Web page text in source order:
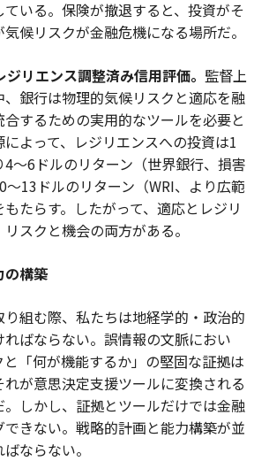
いる。保険が撤退すると、投資がそ
候リスクが金融危機になる場所だ。
リエンス調整済み信用評価。 監督上
銀行は物理的気候リスクと適応を融
するための実用的なツールを必要と
よって、レジリエンスへの投資は1
4〜6ドルのリターン（世界銀行、損害
〜13ドルのリターン（WRI、より広範
たらす。したがって、適応とレジリ
スクと機会の両方がある。
の構築
り組む際、私たちは地経学的・政治的
ばならない。誤情報の文脈におい
「何が機能するか」の堅固な証拠は
が意思決定支援ツールに変換される
しかし、証拠とツールだけでは金融
きない。戦略的計画と能力構築が並
ならない。